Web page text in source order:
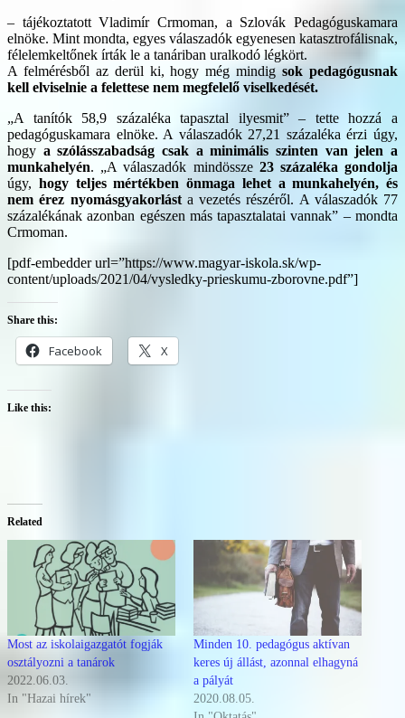
– tájékoztatott Vladimír Crmoman, a Szlovák Pedagóguskamara
elnöke. Mint mondta, egyes válaszadók egyenesen katasztrofálisnak,
félelemkeltőnek írták le a tanáriban uralkodó légkört.
A felmérésből az derül ki, hogy még mindigsok pedagógusnak
kell elviselnie a felettese nem megfelelő viselkedését.
„A tanítók 58,9 százaléka tapasztal ilyesmit” – tette hozzá a
pedagóguskamara elnöke. A válaszadók 27,21 százaléka érzi úgy,
hogy a szólásszabadság csak a minimális szinten van jelen a
munkahelyén. „A válaszadók mindössze 23 százaléka gondolja
úgy, hogy teljes mértékben önmaga lehet a munkahelyén, és
nem érez nyomásgyakorlásta vezetés részéről. A válaszadók 77
százalékának azonban egészen más tapasztalatai vannak” – mondta
Crmoman.
[pdf-embedder url=”https://www.magyar-iskola.sk/wp-
content/uploads/2021/04/vysledky-prieskumu-zborovne.pdf”]
Share this:
Facebook X
Like this:
Related
Most az iskolaigazgatót fogják
osztályozni a tanárok
2022.06.03.
In "Hazai hírek"
Minden 10. pedagógus aktívan
keres új állást, azonnal elhagyná
a pályát
2020.08.05.